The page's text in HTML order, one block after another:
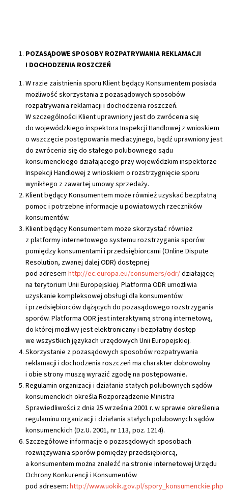
POZASĄDOWE SPOSOBY ROZPATRYWANIA REKLAMACJI
I DOCHODZENIA ROSZCZEŃ
W razie zaistnienia sporu Klient będący Konsumentem posiada
możliwość skorzystania z pozasądowych sposobów
rozpatrywania reklamacji i dochodzenia roszczeń.
W szczególności Klient uprawniony jest do zwrócenia się
do wojewódzkiego inspektora Inspekcji Handlowej z wnioskiem
o wszczęcie postępowania mediacyjnego, bądź uprawniony jest
do zwrócenia się do stałego polubownego sądu
konsumenckiego działającego przy wojewódzkim inspektorze
Inspekcji Handlowej z wnioskiem o rozstrzygnięcie sporu
wynikłego z zawartej umowy sprzedaży.
Klient będący Konsumentem może również uzyskać bezpłatną
pomoc i potrzebne informacje u powiatowych rzeczników
konsumentów.
Klient będący Konsumentem może skorzystać również
z platformy internetowego systemu rozstrzygania sporów
pomiędzy konsumentami i przedsiębiorcami (Online Dispute
Resolution, zwanej dalej ODR) dostępnej
pod adresem http://ec.europa.eu/consumers/odr/działającej
na terytorium Unii Europejskiej. Platforma ODR umożliwia
uzyskanie kompleksowej obsługi dla konsumentów
i przedsiębiorców dążących do pozasądowego rozstrzygania
sporów. Platforma ODR jest interaktywną stroną internetową,
do której możliwy jest elektroniczny i bezpłatny dostęp
we wszystkich językach urzędowych Unii Europejskiej.
Skorzystanie z pozasądowych sposobów rozpatrywania
reklamacji i dochodzenia roszczeń ma charakter dobrowolny
i obie strony muszą wyrazić zgodę na postępowanie.
Regulamin organizacji i działania stałych polubownych sądów
konsumenckich określa Rozporządzenie Ministra
Sprawiedliwości z dnia 25 września 2001 r. w sprawie określenia
regulaminu organizacji i działania stałych polubownych sądów
konsumenckich (Dz.U. 2001, nr 113, poz. 1214).
Szczegółowe informacje o pozasądowych sposobach
rozwiązywania sporów pomiędzy przedsiębiorcą,
a konsumentem można znaleźć na stronie internetowej Urzędu
Ochrony Konkurencji i Konsumentów
pod adresem: http://www.uokik.gov.pl/spory_konsumenckie.php